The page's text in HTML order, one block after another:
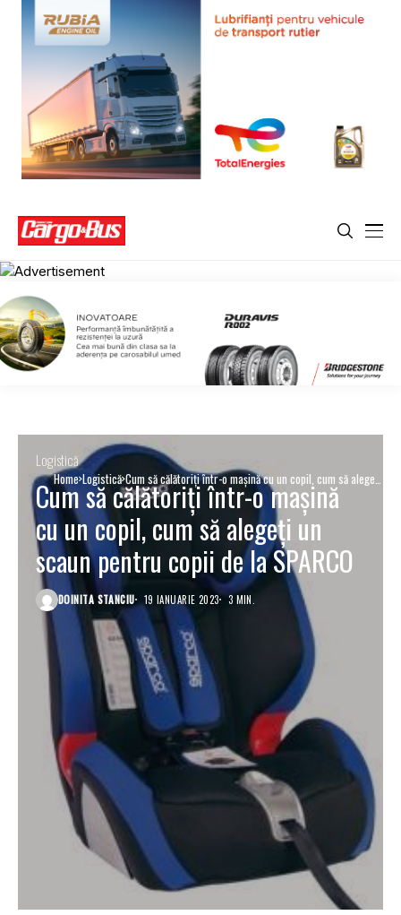
Home Logistică Cum să călătoriți într-o mașină cu un copil, cum să alegeți
un scaun pentru copii de la SPARCO
Logistică
Cum să călătoriți într-o mașină
cu un copil, cum să alegeți un
scaun pentru copii de la SPARCO
DOINITA STANCIU 19 IANUARIE 2023 3 MIN.